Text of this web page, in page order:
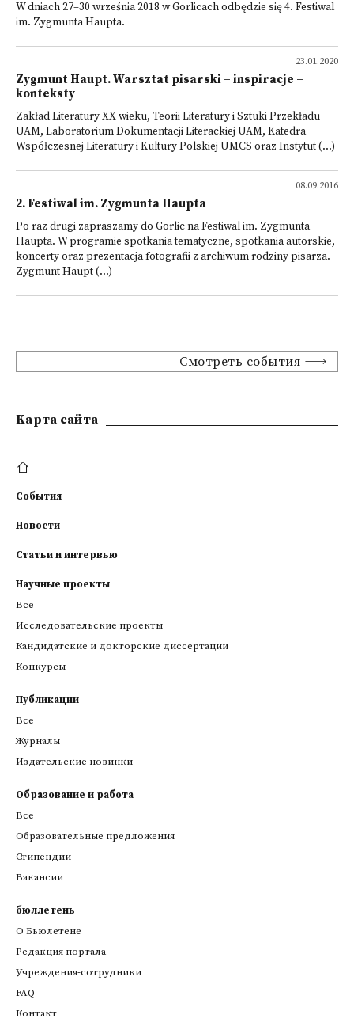
W dniach 27–30 września 2018 w Gorlicach odbędzie się 4. Festiwal
im. Zygmunta Haupta.
23.01.2020
Zygmunt Haupt. Warsztat pisarski – inspiracje –
konteksty
Zakład Literatury XX wieku, Teorii Literatury i Sztuki Przekładu
UAM, Laboratorium Dokumentacji Literackiej UAM, Katedra
Współczesnej Literatury i Kultury Polskiej UMCS oraz Instytut (...)
08.09.2016
2. Festiwal im. Zygmunta Haupta
Po raz drugi zapraszamy do Gorlic na Festiwal im. Zygmunta
Haupta. W programie spotkania tematyczne, spotkania autorskie,
koncerty oraz prezentacja fotografii z archiwum rodziny pisarza.
Zygmunt Haupt (...)
Смотреть события
Kарта сайта
События
Новости
Статьи и интервью
Научные проекты
Все
Исследовательские проекты
Кандидатские и докторские диссертации
Конкурсы
Публикации
Все
Журналы
Издательские новинки
Образование и работа
Все
Образовательные предложения
Стипендии
Вакансии
бюллетень
О Бьюлетене
Редакция портала
Учреждения-сотрудники
FAQ
Контакт